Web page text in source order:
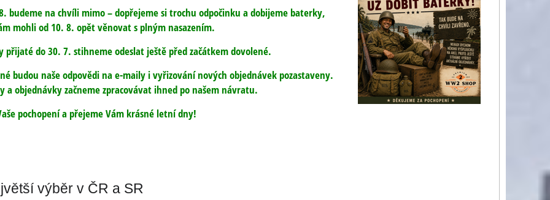
budeme na chvíli mimo – dopřejeme si trochu odpočinku a dobijeme baterky,
mohli od 10. 8. opět věnovat s plným nasazením.
přijaté do 30. 7. stihneme odeslat ještě před začátkem dovolené.
budou naše odpovědi na e-maily i vyřizování nových objednávek pozastaveny.
a objednávky začneme zpracovávat ihned po našem návratu.
pochopení a přejeme Vám krásné letní dny!
výběr v ČR a SR